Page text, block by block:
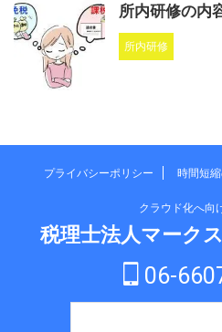
所内研修の内
所内研修
プライバシーポリシー 時間短
クラウド化へ向
税理士法人マーク
06-